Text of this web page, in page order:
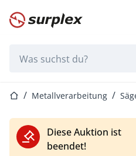
Startseite
StartseiteMetallverarbeitung
Diese Auktion ist
beendet!